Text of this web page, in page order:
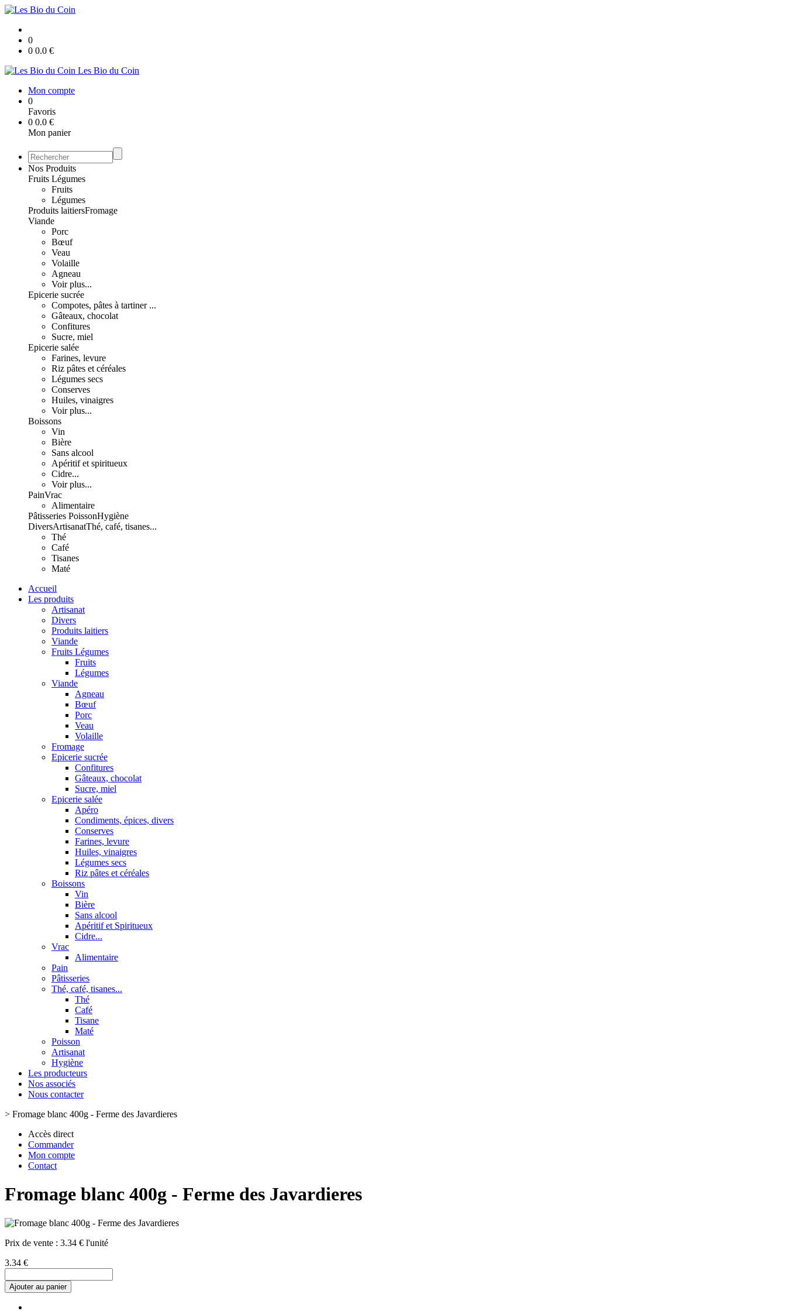
0
0 0.0 €
Les Bio du Coin
Mon compte
0
Favoris
0 0.0 €
Mon panier
Nos Produits
Fruits Légumes
Fruits
Légumes
Produits laitiersFromage
Viande
Porc
Bœuf
Veau
Volaille
Agneau
Voir plus...
Epicerie sucrée
Compotes, pâtes à tartiner ...
Gâteaux, chocolat
Confitures
Sucre, miel
Epicerie salée
Farines, levure
Riz pâtes et céréales
Légumes secs
Conserves
Huiles, vinaigres
Voir plus...
Boissons
Vin
Bière
Sans alcool
Apéritif et spiritueux
Cidre...
Voir plus...
PainVrac
Alimentaire
Pâtisseries PoissonHygiène
DiversArtisanatThé, café, tisanes...
Thé
Café
Tisanes
Maté
Accueil
Les produits
Artisanat
Divers
Produits laitiers
Viande
Fruits Légumes
Fruits
Légumes
Viande
Agneau
Bœuf
Porc
Veau
Volaille
Fromage
Epicerie sucrée
Confitures
Gâteaux, chocolat
Sucre, miel
Epicerie salée
Apéro
Condiments, épices, divers
Conserves
Farines, levure
Huiles, vinaigres
Légumes secs
Riz pâtes et céréales
Boissons
Vin
Bière
Sans alcool
Apéritif et Spiritueux
Cidre...
Vrac
Alimentaire
Pain
Pâtisseries
Thé, café, tisanes...
Thé
Café
Tisane
Maté
Poisson
Artisanat
Hygiène
Les producteurs
Nos associés
Nous contacter
> Fromage blanc 400g - Ferme des Javardieres
Accès direct
Commander
Mon compte
Contact
Fromage blanc 400g - Ferme des Javardieres
Prix de vente : 3.34 € l'unité
3.34 €
Ajouter au panier